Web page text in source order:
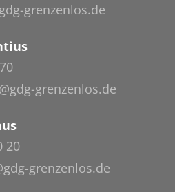
grenzenlos.de
grenzenlos.de
20
grenzenlos.de